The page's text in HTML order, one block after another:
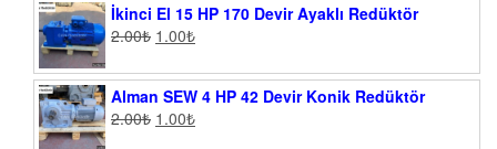
İkinci El 15 HP 170 Devir Ayaklı Redüktör
2.00₺ 1.00₺
Alman SEW 4 HP 42 Devir Konik Redüktör
2.00₺ 1.00₺